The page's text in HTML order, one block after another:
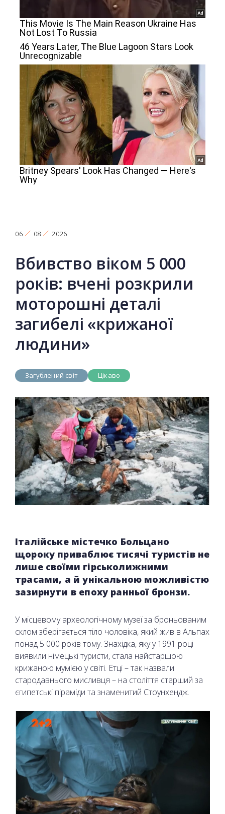
06 08 2026
Вбивство віком 5 000
років: вчені розкрили
моторошні деталі
загибелі «крижаної
людини»
Загублений світ Цікаво
Італійське містечко Больцано
щороку приваблює тисячі туристів не
лише своїми гірськолижними
трасами, а й унікальною можливістю
зазирнути в епоху ранньої бронзи.
У місцевому археологічному музеї за броньованим
склом зберігається тіло чоловіка, який жив в Альпах
понад 5 000 років тому. Знахідка, яку у 1991 році
виявили німецькі туристи, стала найстаршою
крижаною мумією у світі. Етці – так назвали
стародавнього мисливця – на століття старший за
єгипетські піраміди та знаменитий Стоунхендж.